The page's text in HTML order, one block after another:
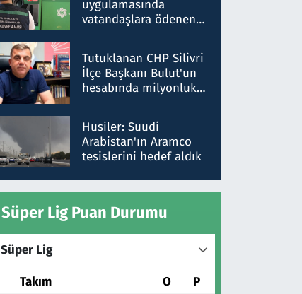
uygulamasında
vatandaşlara ödenen
düşürüldüğü" iddiasını
yalanladı
Tutuklanan CHP Silivri
İlçe Başkanı Bulut'un
hesabında milyonluk
talimat verdi, ben
gönderdim
Husiler: Suudi
Arabistan'ın Aramco
tesislerini hedef aldık
Süper Lig Puan Durumu
Süper Lig
Takım O P